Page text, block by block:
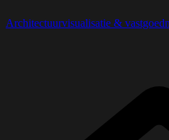
Architectuurvisualisatie &